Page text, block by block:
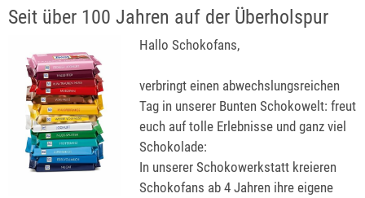
Seit über 100 Jahren auf der Überholspur
Hallo Schokofans,
verbringt einen abwechslungsreichen
Tag in unserer Bunten Schokowelt: freut
euch auf tolle Erlebnisse und ganz viel
Schokolade:
In unserer Schokowerkstatt kreieren
Schokofans ab 4 Jahren ihre eigene